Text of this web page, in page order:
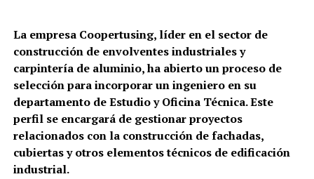
La empresa Coopertusing, líder en el sector de
construcción de envolventes industriales y
carpintería de aluminio, ha abierto un proceso de
selección para incorporar un ingeniero en su
departamento de Estudio y Oficina Técnica. Este
perfil se encargará de gestionar proyectos
relacionados con la construcción de fachadas,
cubiertas y otros elementos técnicos de edificación
industrial.